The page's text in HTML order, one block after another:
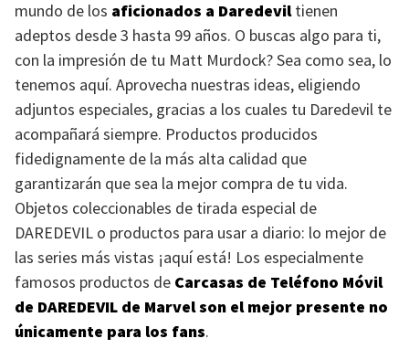
mundo de los aficionados a Daredeviltienen
adeptos desde 3 hasta 99 años. O buscas algo para ti,
con la impresión de tu Matt Murdock? Sea como sea, lo
tenemos aquí. Aprovecha nuestras ideas, eligiendo
adjuntos especiales, gracias a los cuales tu Daredevil te
acompañará siempre. Productos producidos
fidedignamente de la más alta calidad que
garantizarán que sea la mejor compra de tu vida.
Objetos coleccionables de tirada especial de
DAREDEVIL o productos para usar a diario: lo mejor de
las series más vistas ¡aquí está! Los especialmente
famosos productos de Carcasas de Teléfono Móvil
de DAREDEVIL de Marvel son el mejor presente no
únicamente para los fans.